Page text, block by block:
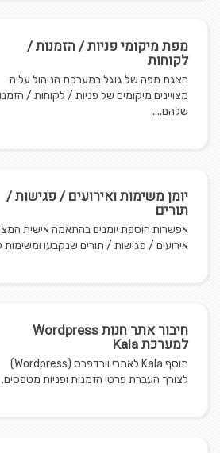
מפת מיקומי פניות / הזמנות /
לקוחות
הצגת מפה של גוגל במערכת הניהול עליה
מצויינים מיקומים של פניות / לקוחות /
שלהם....
יומן משימות ואירועים / פגישות /
תורים
אפשרות הוספת יומנים בהתאמה אישית
אירועים / פגישות / תורים שנקבעו ומשימות
חיבור אתר חנות Wordpress
למערכת Kala
תוסף Kala לאתרי וורדפרס (Wordpress)
לצורך העברת פרטי הזמנות ופניות